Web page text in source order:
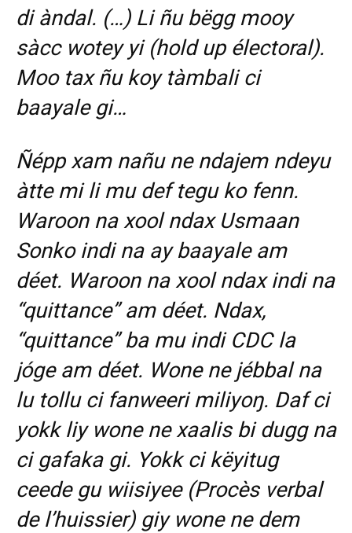
di àndal. (…) Li ñu bëgg mooy
sàcc wotey yi (hold up électoral).
Moo tax ñu koy tàmbali ci
baayale gi…
Ñépp xam nañu ne ndajem ndeyu
àtte mi li mu def tegu ko fenn.
Waroon na xool ndax Usmaan
Sonko indi na ay baayale am
déet. Waroon na xool ndax indi na
“quittance” am déet. Ndax,
“quittance” ba mu indi CDC la
jóge am déet. Wone ne jébbal na
lu tollu ci fanweeri miliyoŋ. Daf ci
yokk liy wone ne xaalis bi dugg na
ci gafaka gi. Yokk ci këyitug
ceede gu wiisiyee (Procès verbal
de l’huissier) giy wone ne dem